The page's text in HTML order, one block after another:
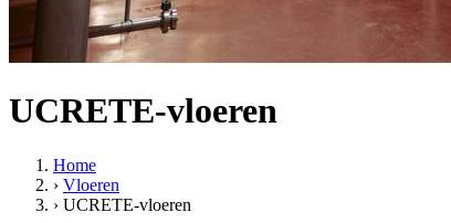
UCRETE-vloeren
Home
› Vloeren
› UCRETE-vloeren